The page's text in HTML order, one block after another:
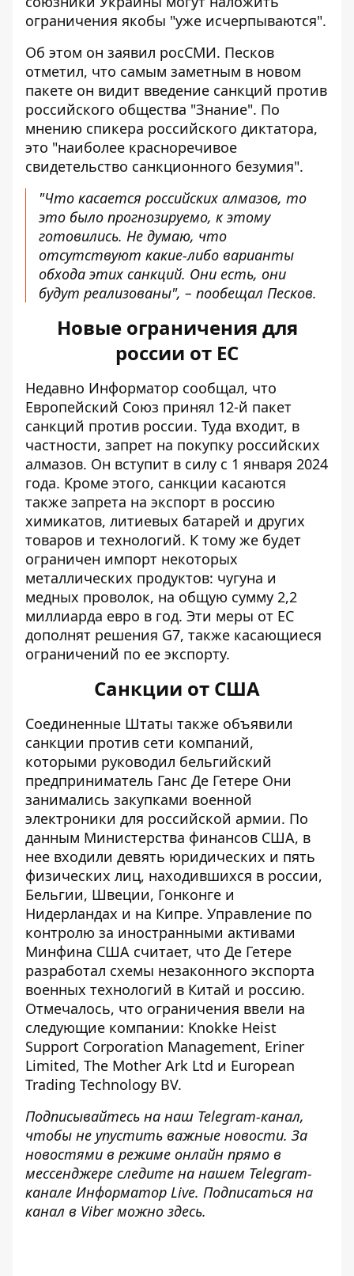
ограничения якобы "уже исчерпываются".
Об этом он заявил росСМИ. Песков
отметил, что самым заметным в новом
пакете он видит введение санкций против
российского общества "Знание". По
мнению спикера российского диктатора,
это "наиболее красноречивое
свидетельство санкционного безумия".
"Что касается российских алмазов, то
это было прогнозируемо, к этому
готовились. Не думаю, что
отсутствуют какие-либо варианты
обхода этих санкций. Они есть, они
будут реализованы", – пообещал Песков.
Новые ограничения для
россии от ЕС
Недавно Информатор сообщал, что
Европейский Союз принял 12-й пакет
санкций против россии. Туда входит, в
частности, запрет на покупку российских
алмазов. Он вступит в силу с 1 января 2024
года. Кроме этого, санкции касаются
также запрета на экспорт в россию
химикатов, литиевых батарей и других
товаров и технологий. К тому же будет
ограничен импорт некоторых
металлических продуктов: чугуна и
медных проволок, на общую сумму 2,2
миллиарда евро в год. Эти меры от ЕС
дополнят решения G7, также касающиеся
ограничений по ее экспорту.
Санкции от США
Соединенные Штаты также объявили
санкции против сети компаний,
которыми руководил бельгийский
предприниматель Ганс Де Гетере Они
занимались закупками военной
электроники для российской армии. По
данным Министерства финансов США, в
нее входили девять юридических и пять
физических лиц, находившихся в россии,
Бельгии, Швеции, Гонконге и
Нидерландах и на Кипре. Управление по
контролю за иностранными активами
Минфина США считает, что Де Гетере
разработал схемы незаконного экспорта
военных технологий в Китай и россию.
Отмечалось, что ограничения ввели на
следующие компании: Knokke Heist
Support Corporation Management, Eriner
Limited, The Mother Ark Ltd и European
Trading Technology BV.
Подписывайтесь на наш Telegram-канал,
чтобы не упустить важные новости. За
новостями в режиме онлайн прямо в
мессенджере следите на нашем Telegram-
канале Информатор Live. Подписаться на
канал в Viber можно здесь.